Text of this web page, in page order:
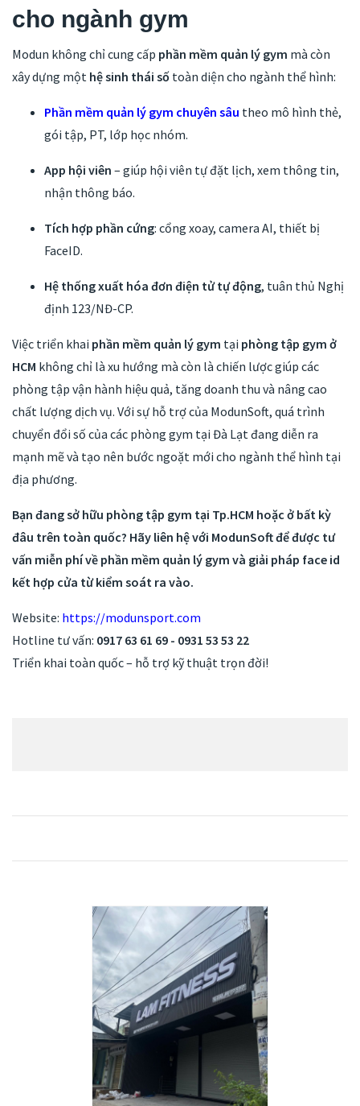
cho ngành gym
Modun không chỉ cung cấp phần mềm quản lý gym mà còn
xây dựng một hệ sinh thái số toàn diện cho ngành thể hình:
Phần mềm quản lý gym chuyên sâu theo mô hình thẻ,
gói tập, PT, lớp học nhóm.
App hội viên – giúp hội viên tự đặt lịch, xem thông tin,
nhận thông báo.
Tích hợp phần cứng: cổng xoay, camera AI, thiết bị
FaceID.
Hệ thống xuất hóa đơn điện tử tự động, tuân thủ Nghị
định 123/NĐ-CP.
Việc triển khai phần mềm quản lý gym tại phòng tập gym ở
HCM không chỉ là xu hướng mà còn là chiến lược giúp các
phòng tập vận hành hiệu quả, tăng doanh thu và nâng cao
chất lượng dịch vụ. Với sự hỗ trợ của ModunSoft, quá trình
chuyển đổi số của các phòng gym tại Đà Lạt đang diễn ra
mạnh mẽ và tạo nên bước ngoặt mới cho ngành thể hình tại
địa phương.
Bạn đang sở hữu phòng tập gym tại Tp.HCM hoặc ở bất kỳ
đâu trên toàn quốc? Hãy liên hệ với ModunSoft để được tư
vấn miễn phí về phần mềm quản lý gym và giải pháp face id
kết hợp cửa từ kiểm soát ra vào.
Website: https://modunsport.com
Hotline tư vấn: 0917 63 61 69 - 0931 53 53 22
Triển khai toàn quốc – hỗ trợ kỹ thuật trọn đời!